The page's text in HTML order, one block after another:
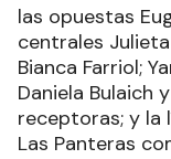
las opuestas
centrales
Bianca Farriol;
Daniela Bulaich
receptoras; y la
Las Panteras